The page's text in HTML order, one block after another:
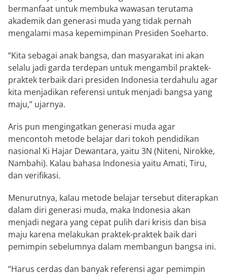
bermanfaat untuk membuka wawasan terutama
akademik dan generasi muda yang tidak pernah
mengalami masa kepemimpinan Presiden Soeharto.
“Kita sebagai anak bangsa, dan masyarakat ini akan
selalu jadi garda terdepan untuk mengambil praktek-
praktek terbaik dari presiden Indonesia terdahulu agar
kita menjadikan referensi untuk menjadi bangsa yang
maju,” ujarnya.
Aris pun mengingatkan generasi muda agar
mencontoh metode belajar dari tokoh pendidikan
nasional Ki Hajar Dewantara, yaitu 3N (Niteni, Nirokke,
Nambahi). Kalau bahasa Indonesia yaitu Amati, Tiru,
dan verifikasi.
Menurutnya, kalau metode belajar tersebut diterapkan
dalam diri generasi muda, maka Indonesia akan
menjadi negara yang cepat pulih dari krisis dan bisa
maju karena melakukan praktek-praktek baik dari
pemimpin sebelumnya dalam membangun bangsa ini.
“Harus cerdas dan banyak referensi agar pemimpin